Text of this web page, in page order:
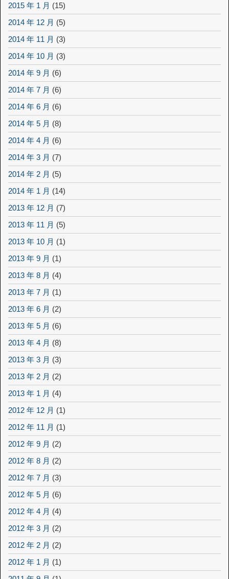
2015 年 1 月 (15)
2014 年 12 月 (5)
2014 年 11 月 (3)
2014 年 10 月 (3)
2014 年 9 月 (6)
2014 年 7 月 (6)
2014 年 6 月 (6)
2014 年 5 月 (8)
2014 年 4 月 (6)
2014 年 3 月 (7)
2014 年 2 月 (5)
2014 年 1 月 (14)
2013 年 12 月 (7)
2013 年 11 月 (5)
2013 年 10 月 (1)
2013 年 9 月 (1)
2013 年 8 月 (4)
2013 年 7 月 (1)
2013 年 6 月 (2)
2013 年 5 月 (6)
2013 年 4 月 (8)
2013 年 3 月 (3)
2013 年 2 月 (2)
2013 年 1 月 (4)
2012 年 12 月 (1)
2012 年 11 月 (1)
2012 年 9 月 (2)
2012 年 8 月 (2)
2012 年 7 月 (3)
2012 年 5 月 (6)
2012 年 4 月 (4)
2012 年 3 月 (2)
2012 年 2 月 (2)
2012 年 1 月 (1)